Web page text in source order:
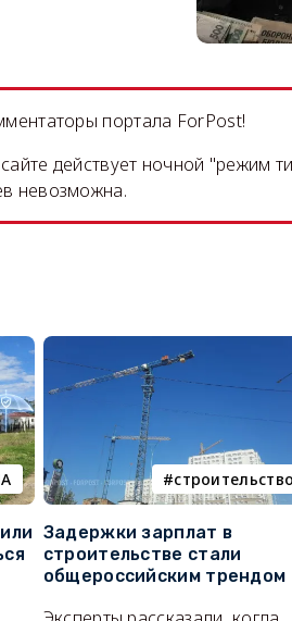
портала ForPost!
действует ночной "режим
невозможна.
строительство
Задержки зарплат в
строительстве стали
общероссийским трендом